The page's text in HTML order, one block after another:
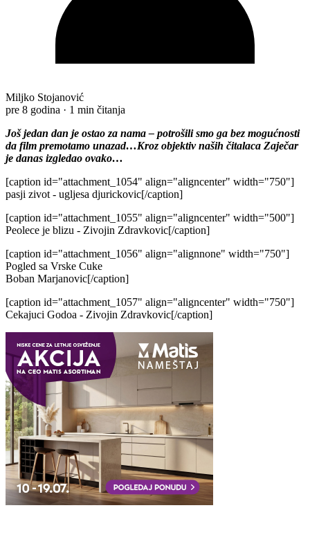
Miljko Stojanović
pre 8 godina · 1 min čitanja
Još jedan dan je ostao za nama – potrošili smo ga bez mogućnosti
da film premotamo unazad…Kroz objektiv naših čitalaca Zaječar
je danas izgledao ovako…
[caption id="attachment_1054" align="aligncenter" width="750"]
pasji zivot - ugljesa djurickovic[/caption]
[caption id="attachment_1055" align="aligncenter" width="500"]
Peolece je blizu - Zivojin Zdravkovic[/caption]
[caption id="attachment_1056" align="alignnone" width="750"]
Pogled sa Vrske Cuke
Boban Marjanovic[/caption]
[caption id="attachment_1057" align="aligncenter" width="750"]
Cekajuci Godoa - Zivojin Zdravkovic[/caption]